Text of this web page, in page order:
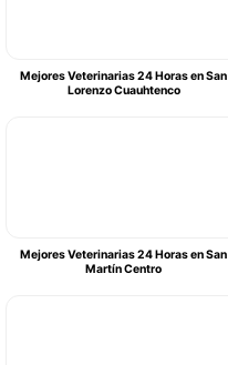
Mejores Veterinarias 24 Horas en San
Lorenzo Cuauhtenco
Mejores Veterinarias 24 Horas en San
Martín Centro